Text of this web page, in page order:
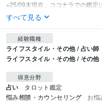
すべて見る
経験職種
ライフスタイル・その他 / 占い師
ライフスタイル・その他 / その他
得意分野
占い タロット鑑定
悩み相談・カウンセリング お悩